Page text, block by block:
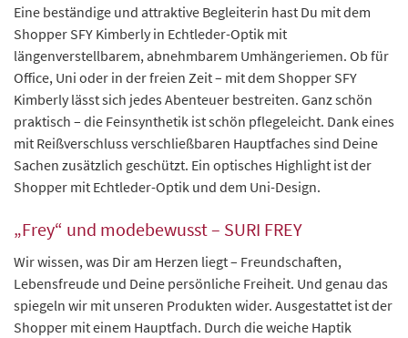
Eine beständige und attraktive Begleiterin hast Du mit dem
Shopper SFY Kimberly in Echtleder-Optik mit
längenverstellbarem, abnehmbarem Umhängeriemen. Ob für
Office, Uni oder in der freien Zeit – mit dem Shopper SFY
Kimberly lässt sich jedes Abenteuer bestreiten. Ganz schön
praktisch – die Feinsynthetik ist schön pflegeleicht. Dank eines
mit Reißverschluss verschließbaren Hauptfaches sind Deine
Sachen zusätzlich geschützt. Ein optisches Highlight ist der
Shopper mit Echtleder-Optik und dem Uni-Design.
„Frey“ und modebewusst – SURI FREY
Wir wissen, was Dir am Herzen liegt – Freundschaften,
Lebensfreude und Deine persönliche Freiheit. Und genau das
spiegeln wir mit unseren Produkten wider. Ausgestattet ist der
Shopper mit einem Hauptfach. Durch die weiche Haptik